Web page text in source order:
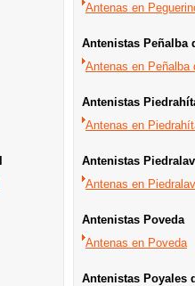
Antenas en
Antenistas Peñalba
Antenas en Peñalba
Antenistas
Antenas en
Antenistas
Antenas en
Antenistas Poveda
Antenas en Poveda
Antenistas Poyales